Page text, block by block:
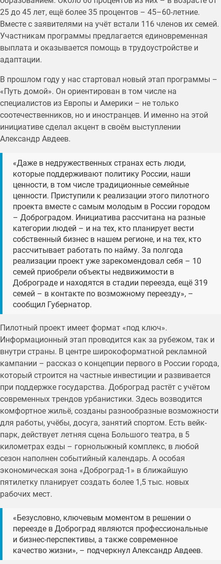
25 до 45 лет, ещё более 35 процентов – 45–60-летние.
Вместе с заявителями на учёт встали 116 членов их семей.
Участникам программы предлагается единовременная
выплата и оказывается помощь в трудоустройстве и
адаптации.
В прошлом году у нас стартовал новый этап программы –
«Путь домой». Он ориентирован в том числе на
специалистов из Европы и Америки – не только
соотечественников, но и иностранцев. И именно на этой
инициативе сделал акцент в своём выступлении
Александр Авдеев.
«Даже в недружественных странах есть люди,
которые поддерживают политику России, наши
ценности, в том числе традиционные семейные
ценности. Приступили к реализации этого пилотного
проекта вместе с самым молодым в России городом
– Доброградом. Инициатива рассчитана на разные
категории людей – и на тех, кто планирует вести
собственный бизнес в нашем регионе, и на тех, кто
рассчитывает работать по найму. За полгода
реализации проект уже зарекомендовал себя – 10
семей приобрели объекты недвижимости в
Доброграде и находятся в стадии переезда, ещё 319
семей – в контакте по возможному переезду», –
сообщил Губернатор.
Пилотный проект имеет формат «под ключ».
Информационный этап проводится как за рубежом, так и
внутри страны. В центре широкоформатной рекламной
кампании – рассказ о концепции первого в России города,
который строится на частные инвестиции и развивается
при поддержке государства. Доброград растёт с учётом
современных трендов урбанистики. Здесь возводится
комфортное жильё, созданы разнообразные возможности
для работы, учёбы, досуга, занятий спортом. Есть вейк-
парк, действует летняя сцена Большого театра, в 5
километрах езды – горнолыжный комплекс, в любой
сезон наполнен событийный календарь. А особая
экономическая зона «Доброград-1» в ближайшую
пятилетку планирует создать более 1,5 тыс. новых
рабочих мест.
«Безусловно, ключевым моментом в решении о
переезде в Доброград являются профессиональные
и бизнес-перспективы, а также современное
качество жизни», – подчеркнул Александр Авдеев.